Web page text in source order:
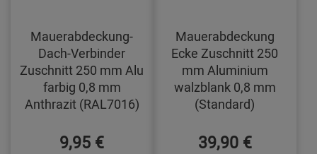
Mauerabdeckung-
Dach-Verbinder
Zuschnitt 250 mm Alu
farbig 0,8 mm
Anthrazit (RAL7016)
9,95 €
Mauerabdeckung
Ecke Zuschnitt 250
mm Aluminium
walzblank 0,8 mm
(Standard)
39,90 €